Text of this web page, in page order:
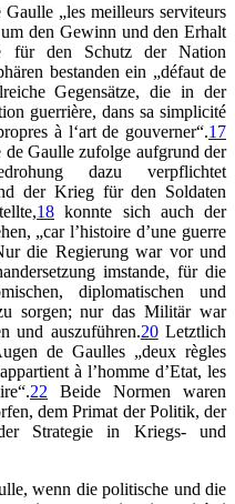
„les meilleurs serviteurs
den Gewinn und den Erhalt
für den Schutz der Nation
bestanden ein „défaut de
Gegensätze, die in der
guerrière, dans sa simplicité
à l‘art de gouverner“.17
de Gaulle zufolge aufgrund der
dazu verpflichtet
der Krieg für den Soldaten
18 konnte sich auch der
„car l’histoire d’une guerre
die Regierung war vor und
imstande, für die
diplomatischen und
sorgen; nur das Militär war
und auszuführen.20Letztlich
de Gaulles „deux règles
à l’homme d’Etat, les
22 Beide Normen waren
dem Primat der Politik, der
Strategie in Kriegs- und
wenn die politische und die